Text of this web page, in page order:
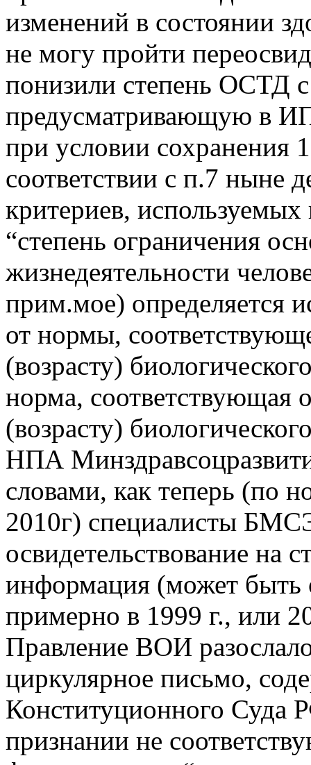
изменений в состоянии
не могу пройти
понизили степень ОСТД
предусматривающую в
при условии сохранения
соответствии с п.7 ныне
критериев,
“степень ограничения
жизнедеятельности
прим.мое) определяется
от нормы,
(возрасту)
норма, соответствующая
(возрасту)
НПА
словами, как теперь (по
2010г) специалисты
освидетельствование на
информация (может
примерно в 1999 г., или
Правление ВОИ
циркулярное письмо,
Конституционного Суда
признании не